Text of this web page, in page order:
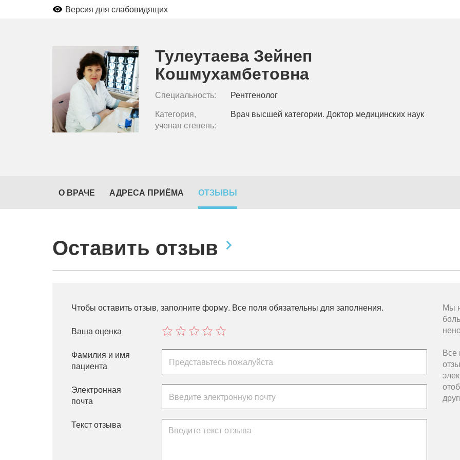
Версия для слабовидящих
Тулеутаева Зейнеп
Кошмухамбетовна
Специальность:
Рентгенолог
Категория,
ученая степень:
Врач высшей категории. Доктор медицинских наук
О ВРАЧЕ АДРЕСА ПРИЁМА ОТЗЫВЫ
Оставить отзыв
Чтобы оставить отзыв, заполните форму. Все поля обязательны для заполнения.
Ваша оценка
Фамилия и имя
пациента
Электронная
почта
Текст отзыва
Мы
Все